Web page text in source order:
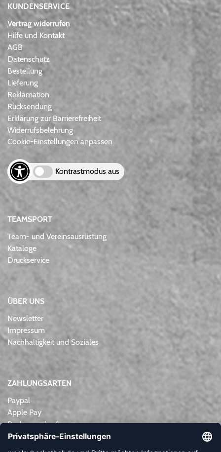
KUNDENSERVICE
Vertrag widerrufen
Hilfe und Kontakt
AGB
Datenschutz
Bestellung
Lieferung
Reklamation
Rücksendung
Erklärung zur Barrierefreiheit
Widerrufsbelehrung
Cookie-Einstellungen anpassen
Kontrastmodus aus
TEAMSPORT
Team- und Vereinsausrüstung
Kataloge
Druckservice
ÜBER UNS
Newsletter
Impressum
Nachhaltigkeit und Soziales
ZAHLUNGSARTEN
Paypal
Apple Pay
Rechnungskauf
Lastschrift
Kreditkarte